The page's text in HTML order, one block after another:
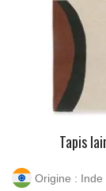
Tapis
Origine : Inde